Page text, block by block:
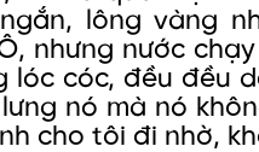
lông vàng
nhưng nước
cóc, đều đều
nó mà nó
cho tôi đi nhờ,